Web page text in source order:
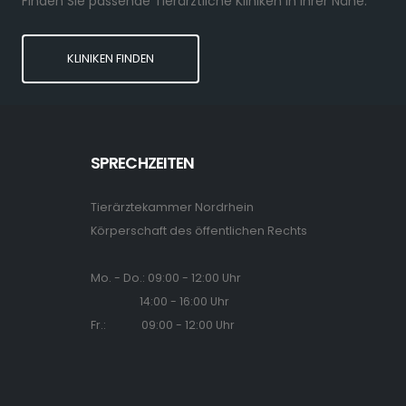
KLINIKEN FINDEN
SPRECHZEITEN
Tierärztekammer Nordrhein
Körperschaft des öffentlichen Rechts
Mo. - Do.: 09:00 - 12:00 Uhr
14:00 - 16:00 Uhr
Fr.: 09:00 - 12:00 Uhr